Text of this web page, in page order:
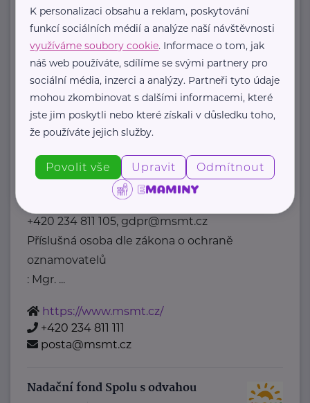
https://www.pohadkovalida.cz
+420 602 576 002
ludmilaselingerova@seznam.cz
Ministerstvo školství, mládeže a tělovýchovy
ČR
Karmelitská 529/5 Praha 1
Pověřenec pro ochranu osobních údajů
Mgr. Šárka Jílková,
+420 234 811 105, gdpr@msmt.cz
Příslušná osoba dle zákona o ochraně
oznamovatelů
: Mgr. ...
https://www.msmt.cz/
+420 234 811 111
posta@msmt.cz
Nadační fond Spolu s odvahou
K personalizaci obsahu a reklam, poskytování
funkcí sociálních médií a analýze naší návštěvnosti
využíváme soubory cookie. Informace o tom, jak
náš web používáte, sdílíme se svými partnery pro
sociální média, inzerci a analýzy. Partneři tyto údaje
mohou zkombinovat s dalšími informacemi, které
jste jim poskytli nebo které získali v důsledku toho,
že používáte jejich služby.
Povolit vše Upravit Odmítnout